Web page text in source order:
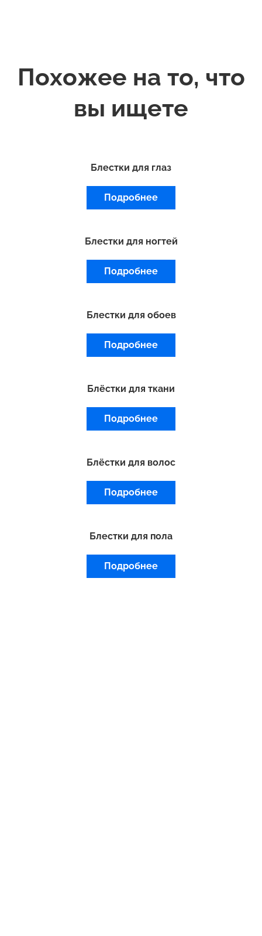
Похожее на то, что
вы ищете
Блестки для глаз
Подробнее
Блестки для ногтей
Подробнее
Блестки для обоев
Подробнее
Блёстки для ткани
Подробнее
Блёстки для волос
Подробнее
Блестки для пола
Подробнее